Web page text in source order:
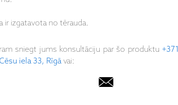
ir izgatavota no tērauda.
sniegt jums konsultāciju par šo produktu
iela 33, Rīgāvai: